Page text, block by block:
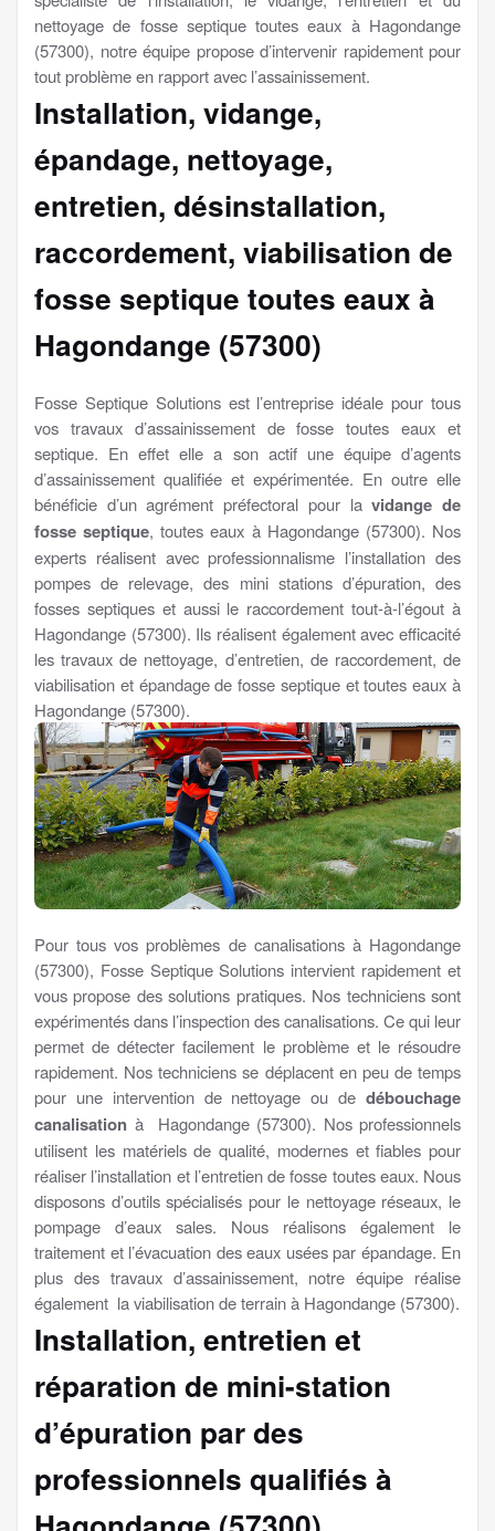
nettoyage de fosse septique toutes eaux à Hagondange
(57300), notre équipe propose d’intervenir rapidement pour
tout problème en rapport avec l’assainissement.
Installation, vidange,
épandage, nettoyage,
entretien, désinstallation,
raccordement, viabilisation de
fosse septique toutes eaux à
Hagondange (57300)
Fosse Septique Solutions est l’entreprise idéale pour tous
vos travaux d’assainissement de fosse toutes eaux et
septique. En effet elle a son actif une équipe d’agents
d’assainissement qualifiée et expérimentée. En outre elle
bénéficie d’un agrément préfectoral pour lavidange de
fosse septique, toutes eaux à Hagondange (57300). Nos
experts réalisent avec professionnalisme l’installation des
pompes de relevage, des mini stations d’épuration, des
fosses septiques et aussi le raccordement tout-à-l’égout à
Hagondange (57300). Ils réalisent également avec efficacité
les travaux de nettoyage, d’entretien, de raccordement, de
viabilisation et épandage de fosse septique et toutes eaux à
Hagondange (57300).
Pour tous vos problèmes de canalisations à Hagondange
(57300), Fosse Septique Solutions intervient rapidement et
vous propose des solutions pratiques. Nos techniciens sont
expérimentés dans l’inspection des canalisations. Ce qui leur
permet de détecter facilement le problème et le résoudre
rapidement. Nos techniciens se déplacent en peu de temps
pour une intervention de nettoyage ou de débouchage
canalisation à Hagondange (57300). Nos professionnels
utilisent les matériels de qualité, modernes et fiables pour
réaliser l’installation et l’entretien de fosse toutes eaux. Nous
disposons d’outils spécialisés pour le nettoyage réseaux, le
pompage d’eaux sales. Nous réalisons également le
traitement et l’évacuation des eaux usées par épandage. En
plus des travaux d’assainissement, notre équipe réalise
également la viabilisation de terrain à Hagondange (57300).
Installation, entretien et
réparation de mini-station
d’épuration par des
professionnels qualifiés à